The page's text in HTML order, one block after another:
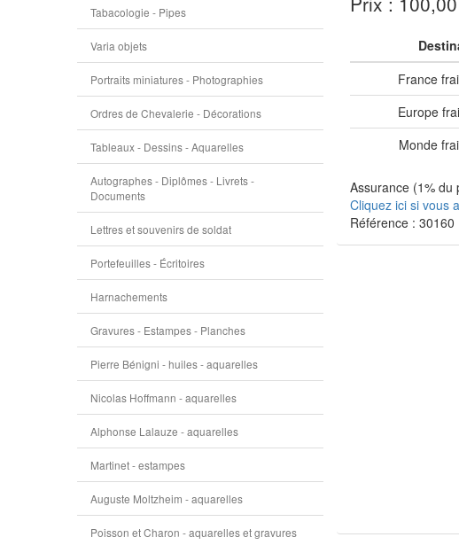
Tabacologie - Pipes
Varia objets
Portraits miniatures - Photographies
Ordres de Chevalerie - Décorations
Tableaux - Dessins - Aquarelles
Autographes - Diplômes - Livrets -
Documents
Lettres et souvenirs de soldat
Portefeuilles - Écritoires
Harnachements
Gravures - Estampes - Planches
Pierre Bénigni - huiles - aquarelles
Nicolas Hoffmann - aquarelles
Alphonse Lalauze - aquarelles
Martinet - estampes
Auguste Moltzheim - aquarelles
Poisson et Charon - aquarelles et gravures
France
Europe
Monde
Assurance (1% du
Cliquez ici si vous
Référence : 30160